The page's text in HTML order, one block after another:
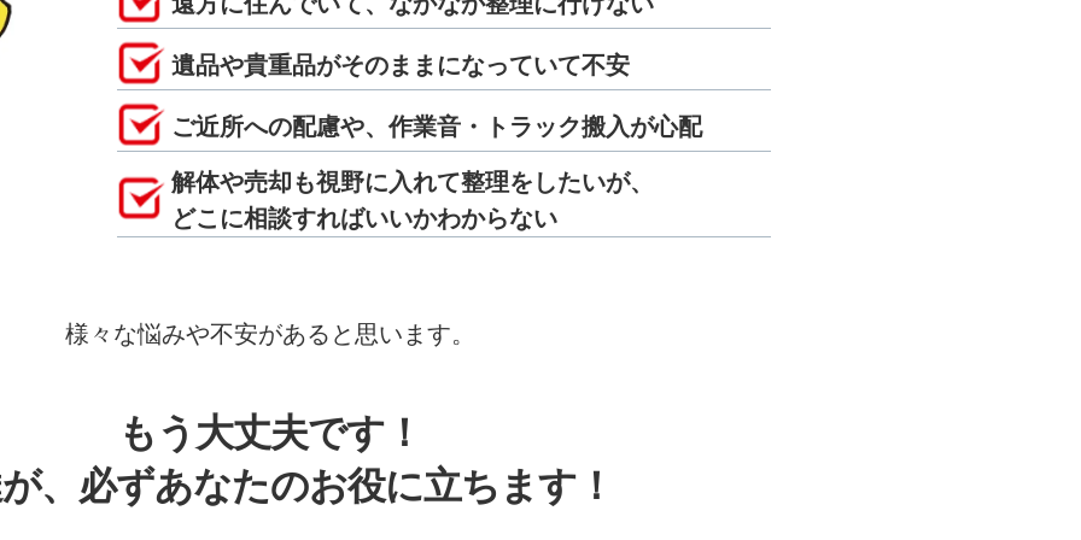
遺品や貴重品がそのままになっていて不安
ご近所への配慮や、作業音・トラック搬入が心配
解体や売却も視野に入れて整理をしたいが、
どこに相談すればいいかわからない
様々な悩みや不安があると思います。
もう大丈夫です！
、必ずあなたのお役に立ちます！